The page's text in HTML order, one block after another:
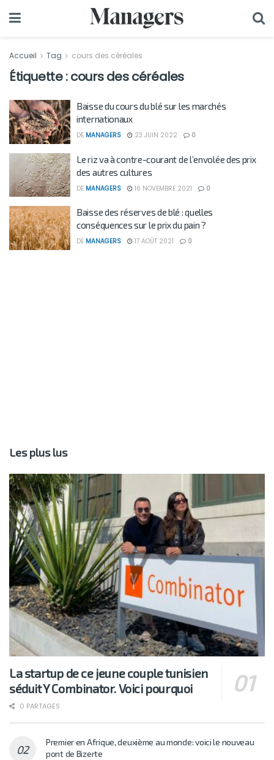
Accueil Tag cours des céréales
Étiquette :cours des céréales
Baisse du cours du blé sur les marchés
internationaux
DE MANAGERS 23 JUIN 2022 0
Le riz va à contre-courant de l’envolée des prix
des autres cultures
DE MANAGERS 16 NOVEMBRE 2021 0
Baisse des réserves de blé : quelles
conséquences sur le prix du pain ?
DE MANAGERS 17 AOÛT 2021 0
Les plus lus
La startup de ce jeune couple tunisien
séduit Y Combinator. Voici pourquoi
0 PARTAGES
Premier en Afrique, deuxième au monde: voici le nouveau
pont de Bizerte